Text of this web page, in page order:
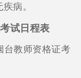
病。
试日程表
台教师资格证考